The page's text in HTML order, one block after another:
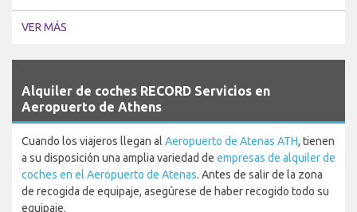
VER MÁS
Alquiler de coches RECORD Servicios en
Aeropuerto de Athens
Cuando los viajeros llegan al Aeropuerto de Atenas ATH, tienen
a su disposición una amplia variedad de empresas de alquiler de
coches en el Aeropuerto de Atenas. Antes de salir de la zona
de recogida de equipaje, asegúrese de haber recogido todo su
equipaje.